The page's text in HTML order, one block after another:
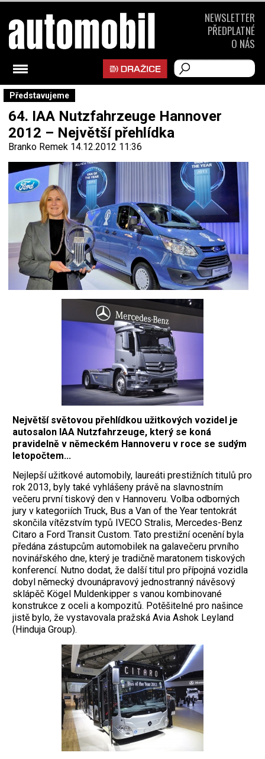
Představujeme
64. IAA Nutzfahrzeuge Hannover
2012 – Největší přehlídka
Branko Remek 14.12.2012 11:36
Největší světovou přehlídkou užitkových vozidel je
autosalon IAA Nutzfahrzeuge, který se koná
pravidelně v německém Hannoveru v roce se sudým
letopočtem...
Nejlepší užitkové automobily, laureáti pres­tižních titulů pro
rok 2013, byly také vyhlášeny právě na slavnostním
večeru první tiskový den v Hannoveru. Volba odborných
jury v kategoriích Truck, Bus a Van of the Year tentokrát
skončila vítězstvím typů IVECO Stralis, Mercedes-Benz
Citaro a Ford Transit Custom. Tato pres­tižní ocenění byla
předána zástupcům automobilek na galavečeru prvního
novinář­ského dne, který je tradičně maratonem tiskových
konferencí. Nutno dodat, že další titul pro přípojná vozidla
dobyl německý dvounápravový jednostranný návěsový
sklápěč Kögel Muldenkipper s vanou kombinované
konstrukce z oceli a kompozitů. Potěšitelné pro našince
jistě bylo, že vystavovala pražská Avia Ashok Leyland
(Hinduja Group).
NEWSLETTER
PŘEDPLATNÉ
O NÁS